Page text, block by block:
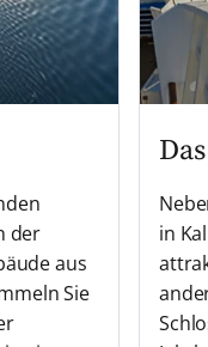
der
aus
Sie
in